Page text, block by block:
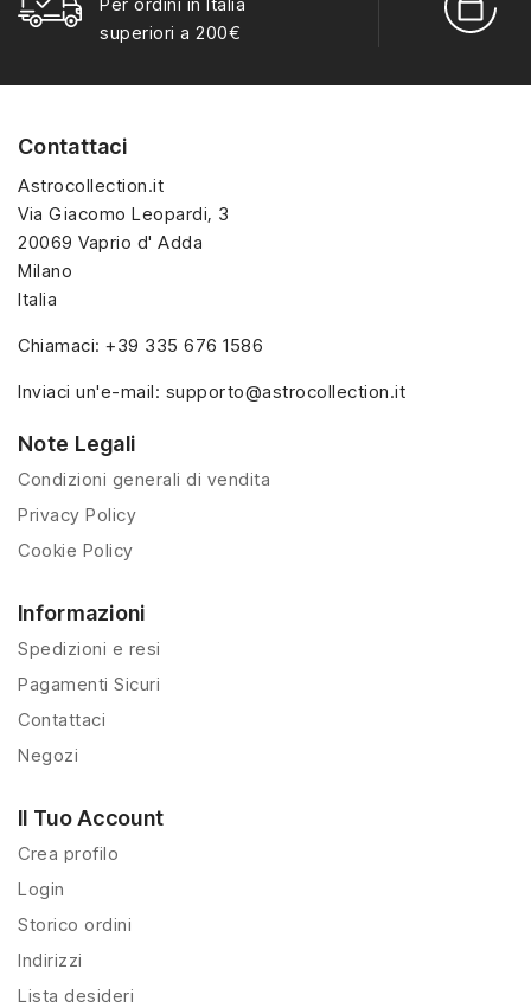
lacatalogazione . I
soggetti includono
animali e piccoli elementi
lo stile tradizionale
Kinder.
catalogazione. I
soggetti includono
animali e piccoli elementi
superiori a 200€
Contattaci
Astrocollection.it
Via Giacomo Leopardi, 3
20069 Vaprio d' Adda
Milano
Italia
Chiamaci: +39 335 676 1586
Inviaci un'e-mail: supporto@astrocollection.it
Note Legali
Condizioni generali di vendita
Privacy Policy
Cookie Policy
Informazioni
Spedizioni e resi
Pagamenti Sicuri
Contattaci
Negozi
Il Tuo Account
Crea profilo
Login
Storico ordini
Indirizzi
Lista desideri